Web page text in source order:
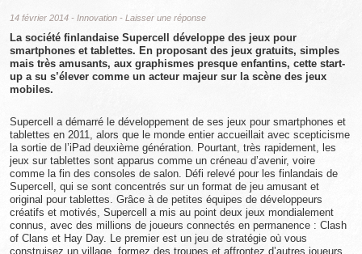
14 février 2014 - Innovation - Laisser une réponse
La société finlandaise Supercell développe des jeux pour
smartphones et tablettes. En proposant des jeux gratuits, simples
mais très amusants, aux graphismes presque enfantins, cette start-
up a su s’élever comme un acteur majeur sur la scène des jeux
mobiles.
Supercell a démarré le développement de ses jeux pour smartphones et
tablettes en 2011, alors que le monde entier accueillait avec scepticisme
la sortie de l’iPad deuxième génération. Pourtant, très rapidement, les
jeux sur tablettes sont apparus comme un créneau d’avenir, voire
comme la fin des consoles de salon. Défi relevé pour les finlandais de
Supercell, qui se sont concentrés sur un format de jeu amusant et
original pour tablettes. Grâce à de petites équipes de développeurs
créatifs et motivés, Supercell a mis au point deux jeux mondialement
connus, avec des millions de joueurs connectés en permanence : Clash
of Clans et Hay Day. Le premier est un jeu de stratégie où vous
construisez un village, formez des troupes et affrontez d’autres joueurs